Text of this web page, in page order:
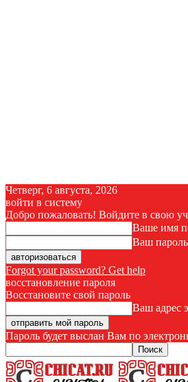
Четверг, 6 августа, 2026
войти в систему
Добро пожаловать! Войдите в свою
Ваше имя
Ваш пароль
Forgot your password? Get help
восстановление пароля
Восстановите свой пароль
Ваш адрес
Пароль будет выслан Вам по